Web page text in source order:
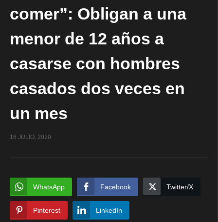
comer”: Obligan a una
menor de 12 años a
casarse con hombres
casados dos veces en
un mes
16 JULIO, 2020
WhatsApp Facebook Twitter/X
Pinterest LinkedIn